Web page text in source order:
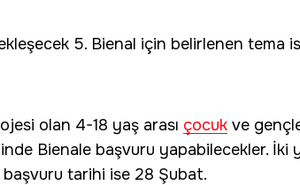
5. Bienal için belirlenen tema
olan 4-18 yaş arası çocuk ve
Bienale başvuru yapabilecekler. İki
tarihi ise 28 Şubat.